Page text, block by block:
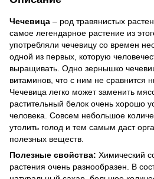
Чечевица – род травянистых
самое легендарное растение из
употребляли чечевицу со времен
одной из первых, которую
выращивать. Одно зернышко
витаминов, что с ним не сравнится
Чечевица легко может заменить
растительный белок очень хорошо
человека. Совсем небольшое
утолить голод и тем самым даст
полезных веществ.
Полезные свойства: Химический
растения очень разнообразен. В